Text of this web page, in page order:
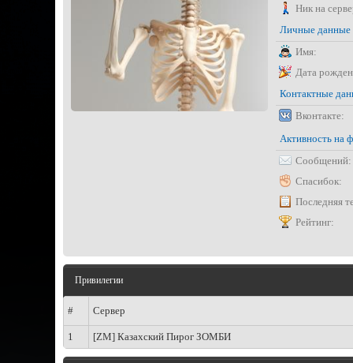
Ник на
Личные данные
Имя:
Дата
Контактные
Вконтакте:
Активность на
Сообщений:
Спасибок:
Последняя
Рейтинг:
Привилегии
# Сервер
1 [ZM] Казахский Пирог ЗОМБИ